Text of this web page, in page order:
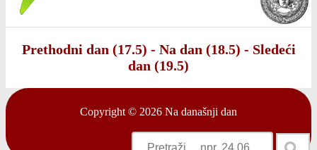
Prethodni dan (17.5) - Na dan (18.5) - Sledeći
dan (19.5)
Copyright © 2026 Na današnji dan